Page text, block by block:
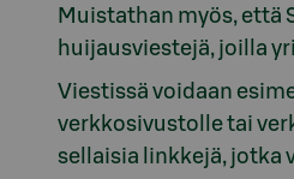
Muistathan myös, että
huijausviestejä, joilla
Viestissä voidaan
verkkosivustolle tai
sellaisia linkkejä, jotka